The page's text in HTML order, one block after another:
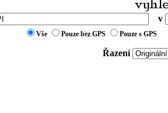
v
Vše Pouze bez GPS Pouze s GPS
Řazení